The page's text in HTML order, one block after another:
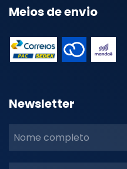
Meios de envio
Newsletter